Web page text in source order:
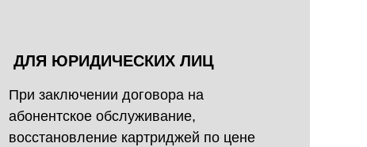
ДЛЯ ЮРИДИЧЕСКИХ ЛИЦ
При заключении договора на
абонентское обслуживание,
восстановление картриджей по цене